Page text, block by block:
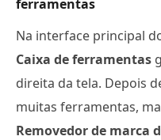
ferramentas
Na interface principal
Caixa de ferramentas
direita da tela. Depois
muitas ferramentas,
Removedor de marca